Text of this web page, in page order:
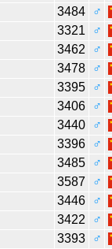
3484
♂
3321
♂
3462
♂
3478
♂
3395
♂
3406
♂
3440
♂
3396
♂
3485
♂
3587
♂
3446
♂
3422
♂
3393
♂